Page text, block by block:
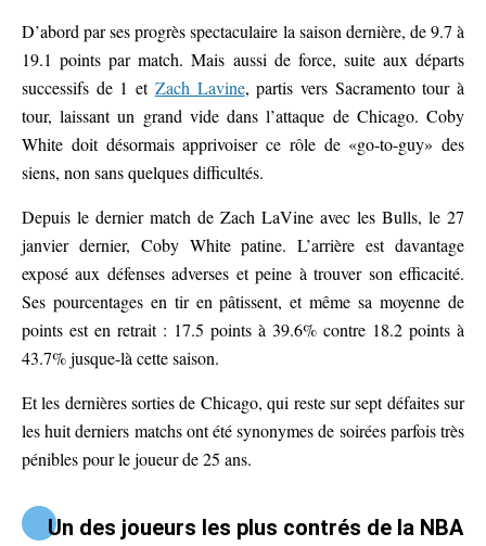
D’abord par ses progrès spectaculaire la saison dernière, de 9.7 à
19.1 points par match. Mais aussi de force, suite aux départs
successifs de 1 et Zach Lavine, partis vers Sacramento tour à
tour, laissant un grand vide dans l’attaque de Chicago. Coby
White doit désormais apprivoiser ce rôle de «go-to-guy» des
siens, non sans quelques difficultés.
Depuis le dernier match de Zach LaVine avec les Bulls, le 27
janvier dernier, Coby White patine. L’arrière est davantage
exposé aux défenses adverses et peine à trouver son efficacité.
Ses pourcentages en tir en pâtissent, et même sa moyenne de
points est en retrait : 17.5 points à 39.6% contre 18.2 points à
43.7% jusque-là cette saison.
Et les dernières sorties de Chicago, qui reste sur sept défaites sur
les huit derniers matchs ont été synonymes de soirées parfois très
pénibles pour le joueur de 25 ans.
Un des joueurs les plus contrés de la NBA